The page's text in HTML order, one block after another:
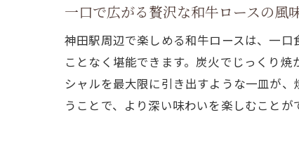
一口で広がる贅沢な和牛ロースの風
神田駅周辺で楽しめる和牛ロースは、一
ことなく堪能できます。炭火でじっくり
シャルを最大限に引き出すような一皿が
うことで、より深い味わいを楽しむこと